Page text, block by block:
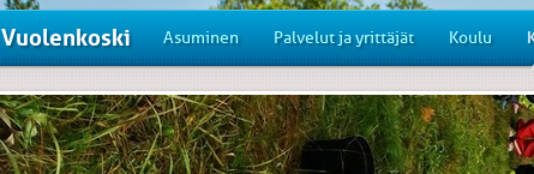
Vuolenkoski Asuminen Palvelut ja yrittäjät Koulu